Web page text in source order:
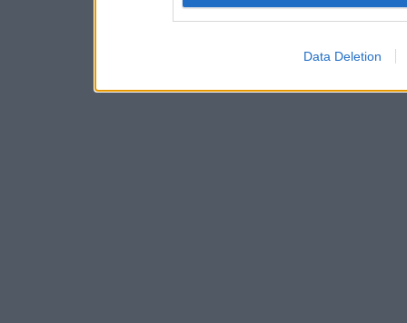
Data Deletion